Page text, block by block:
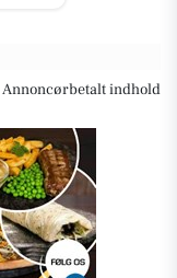
Annoncørbetalt indhold